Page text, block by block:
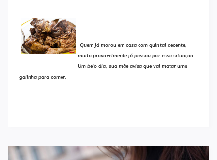
Quem já morou em casa com quintal decente,
muito provavelmente já passou por essa situação.
Um belo dia, sua mãe avisa que vai matar uma
galinha para comer.